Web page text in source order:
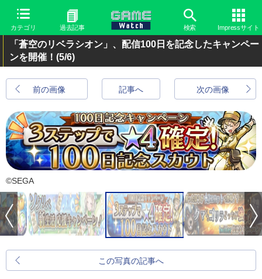
カテゴリ 過去記事 検索 Impressサイト
「蒼空のリベラシオン」、配信100日を記念したキャンペー
ンを開催！ (5/6)
前の画像 次の画像
記事へ
©SEGA
この写真の記事へ